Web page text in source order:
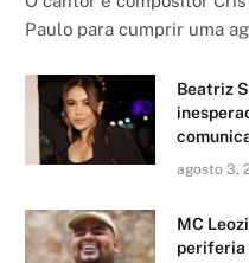
Paulo para cumprir uma
Beatriz
agosto 3,
MC
periferia